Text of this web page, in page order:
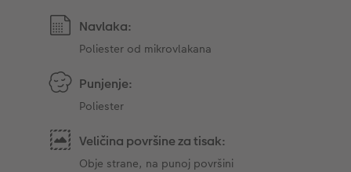
Navlaka:
Poliester od mikrovlakana
Punjenje:
Poliester
Veličina površine za tisak:
Obje strane, na punoj površini